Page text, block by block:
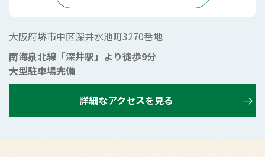
大阪府堺市中区深井水池町3270番地
南海泉北線「深井駅」より徒歩9分
大型駐車場完備
詳細なアクセスを見る